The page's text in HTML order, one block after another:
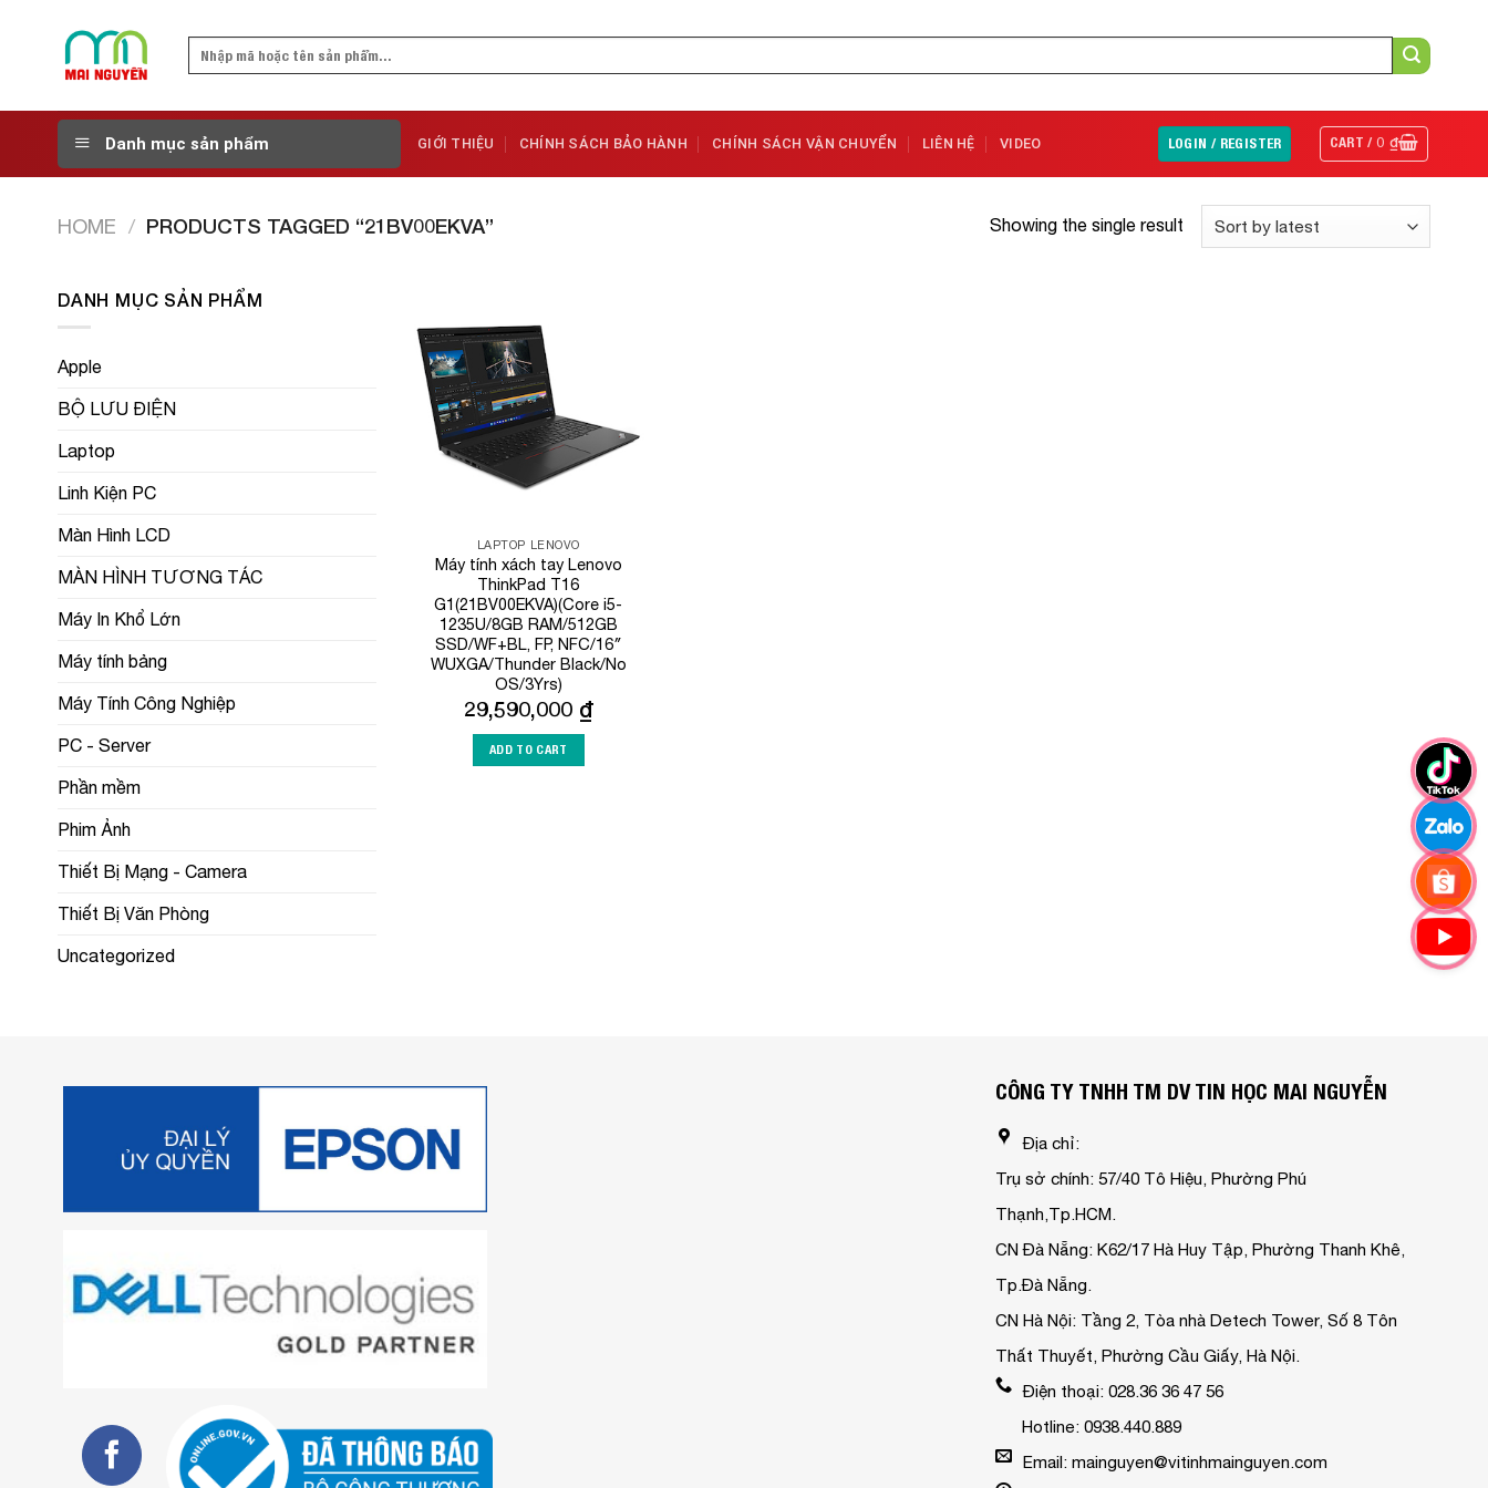
Search
Danh mục sản phẩm GIỚI THIỆU CHÍNH SÁCH BẢO HÀNH CHÍNH SÁCH VẬN CHUYỂN LIÊN HỆ VIDEO LOGIN / REGISTER CART /0₫
HOME / PRODUCTS TAGGED “21BV00EKVA” Showing the single result
DANH MỤC SẢN PHẨM
Apple
BỘ LƯU ĐIỆN
Laptop
Linh Kiện PC
Màn Hình LCD
MÀN HÌNH TƯƠNG TÁC
Máy In Khổ Lớn
Máy tính bảng
Máy Tính Công Nghiệp
PC - Server
Phần mềm
Phim Ảnh
Thiết Bị Mạng - Camera
Thiết Bị Văn Phòng
Uncategorized
LAPTOP LENOVO
Máy tính xách tay Lenovo
ThinkPad T16
G1(21BV00EKVA)(Core i5-
1235U/8GB RAM/512GB
SSD/WF+BL, FP, NFC/16″
WUXGA/Thunder Black/No
OS/3Yrs)
29,590,000 ₫
ADD TO CART
CÔNG TY TNHH TM DV TIN HỌC MAI NGUYỄN
Địa chỉ:
Trụ sở chính: 57/40 Tô Hiệu, Phường Phú
Thạnh,Tp.HCM.
CN Đà Nẵng: K62/17 Hà Huy Tập, Phường Thanh Khê,
Tp.Đà Nẵng.
CN Hà Nội: Tầng 2, Tòa nhà Detech Tower, Số 8 Tôn
Thất Thuyết, Phường Cầu Giấy, Hà Nội.
Điện thoại: 028.36 36 47 56
Hotline: 0938.440.889
Email: mainguyen@vitinhmainguyen.com